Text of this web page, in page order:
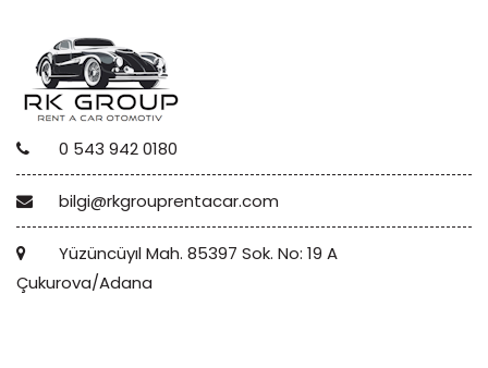
0 543 942 0180
bilgi@rkgrouprentacar.com
Yüzüncüyıl Mah. 85397 Sok. No: 19 A
Çukurova/Adana